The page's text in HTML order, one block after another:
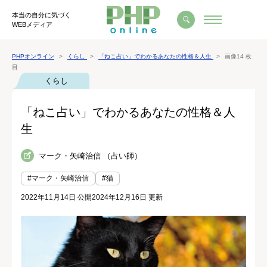
本当の自分に気づく
WEBメディア
PHPオンライン くらし 「ねこ占い」でわかるあなたの性格＆人生
画像14 枚
目
くらし
「ねこ占い」でわかるあなたの性格＆人
生
マーク・矢崎治信 （占い師）
#マーク・矢崎治信 #猫
2022年11月14日 公開2024年12月16日 更新